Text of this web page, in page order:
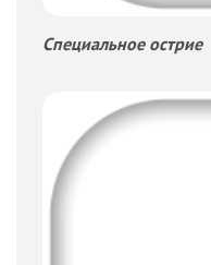
Специальное острие